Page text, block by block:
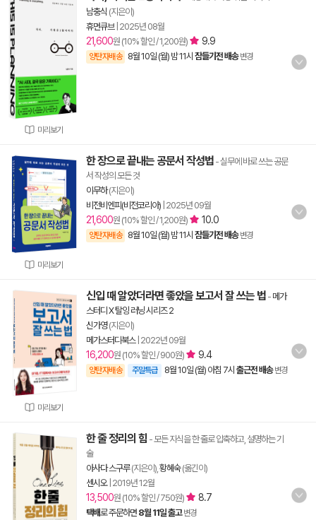
미리보기
남충식 (지은이)
휴먼큐브| 2025년 08월
21,600원 (10% 할인 / 1,200원) 9.9
양탄자배송 8월 10일 (월) 밤 11시 잠들기전 배송 변경
미리보기
한 장으로 끝내는 공문서 작성법 - 실무에 바로 쓰는 공문
서 작성의 모든 것
이무하(지은이)
비전비엔피(비전코리아) 2025년 09월
21,600원 (10% 할인 / 1,200원) 10.0
양탄자배송 8월 10일 (월) 밤 11시 잠들기전 배송 변경
미리보기
신입 때 알았더라면 좋았을 보고서 잘 쓰는 법 - 메가
스터디 X 탈잉 러닝 시리즈 2
신가영(지은이)
메가스터디북스| 2022년 09월
16,200원 (10% 할인 / 900원) 9.4
양탄자배송 주말특급 8월 10일 (월) 아침 7시 출근전 배송 변경
한 줄 정리의 힘 - 모든 지식을 한 줄로 압축하고, 설명하는 기
술
아사다 스구루(지은이), 황혜숙(옮긴이)
센시오| 2019년 12월
13,500원 (10% 할인 / 750원) 8.7
택배로 주문하면 8월 11일 출고 변경